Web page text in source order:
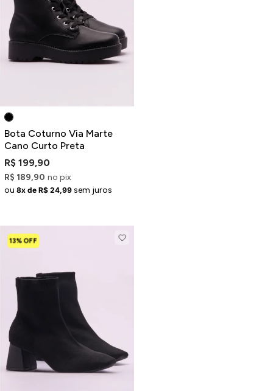
Bota Coturno Via Marte
Cano Curto Preta
R$ 199,90
R$ 189,90 no pix
ou 8x de R$ 24,99 sem juros
13% OFF